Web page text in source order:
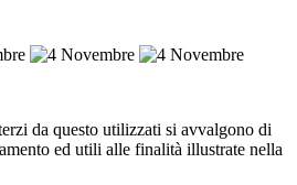
da questo utilizzati si avvalgono di
ed utili alle finalità illustrate nella